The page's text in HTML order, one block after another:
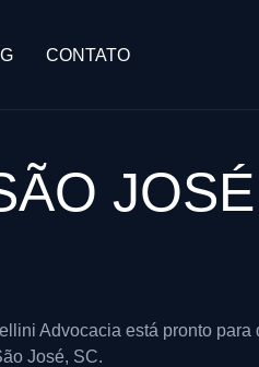
CONTATO
Advocacia está pronto
José, SC.